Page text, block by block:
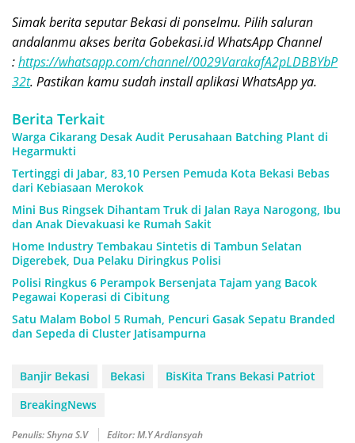
Simak berita seputar Bekasi di ponselmu. Pilih saluran
andalanmu akses berita Gobekasi.id WhatsApp Channel
:https://whatsapp.com/channel/0029VarakafA2pLDBBYbP
32t. Pastikan kamu sudah install aplikasi WhatsApp ya.
Berita Terkait
Warga Cikarang Desak Audit Perusahaan Batching Plant di
Hegarmukti
Tertinggi di Jabar, 83,10 Persen Pemuda Kota Bekasi Bebas
dari Kebiasaan Merokok
Mini Bus Ringsek Dihantam Truk di Jalan Raya Narogong, Ibu
dan Anak Dievakuasi ke Rumah Sakit
Home Industry Tembakau Sintetis di Tambun Selatan
Digerebek, Dua Pelaku Diringkus Polisi
Polisi Ringkus 6 Perampok Bersenjata Tajam yang Bacok
Pegawai Koperasi di Cibitung
Satu Malam Bobol 5 Rumah, Pencuri Gasak Sepatu Branded
dan Sepeda di Cluster Jatisampurna
Banjir Bekasi Bekasi
BisKita Trans Bekasi Patriot
BreakingNews
Penulis: Shyna S.V Editor: M.Y Ardiansyah